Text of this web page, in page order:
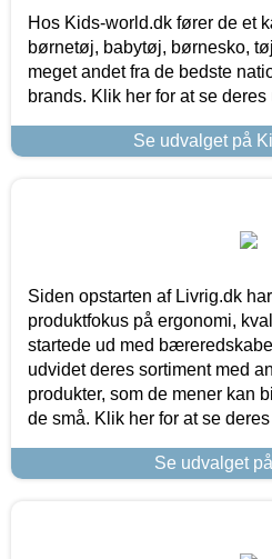
Hos Kids-world.dk fører de et
børnetøj, babytøj, børnesko,
meget andet fra de bedste
brands. Klik her for at se deres
Se udvalget på
Siden opstarten af Livrig.dk
produktfokus på ergonomi,
startede ud med
udvidet deres sortiment med
produkter, som de mener kan
de små. Klik her for at se
Se udvalget